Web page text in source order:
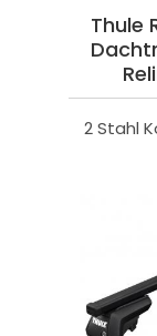
Thule
2 Stahl